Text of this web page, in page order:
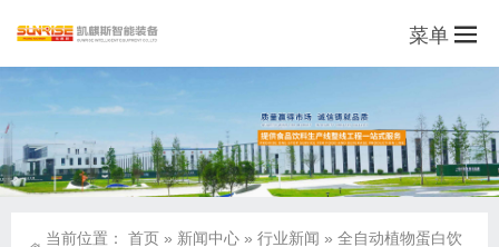
菜单
当前位置： 首页 » 新闻中心 » 行业新闻 » 全自动植物蛋白饮